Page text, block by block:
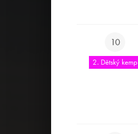
10
2. Dětský kemp